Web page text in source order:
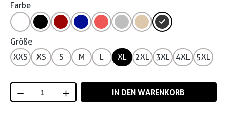
Farbe
Größe
XXS
XS S M L XL 2XL 3XL 4XL 5XL
Produkt Anzahl: Gib den gewünschten
IN DEN WARENKORB